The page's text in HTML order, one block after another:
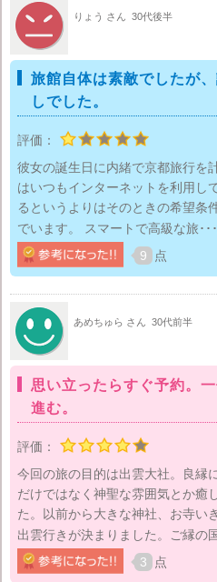
りょう さん 30代後半
旅館自体は素敵でしたが
しでした。
評価：
彼女の誕生日に内緒で京都旅行を
はいつもインターネットを利用し
るというよりはそのときの希望条
でいます。 スマートで高級な旅･･
9 点
あめちゅら さん 30代前半
思い立ったらすぐ予約。
進む。
評価：
今回の旅の目的は出雲大社。良縁
だけではなく神聖な雰囲気とか癒
た。以前から大きな神社、お寺い
出雲行きが決まりました。ご縁の
3 点